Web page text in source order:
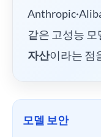
같은 고성능 모
자산이라는 점
모델 보안